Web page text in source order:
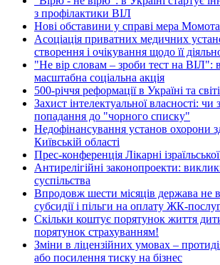
з профілактики ВІЛ
Нові обставини у справі мера Момота
Асоціація приватних медичних
створення і очікування щодо її
"Не вір словам – зроби тест на ВІЛ": в
масштабна соціальна акція
500-річчя реформації в Україні та світі
Захист інтелектуальної власності: чи
попадання до "чорного списку"
Недофінансування установ охорони
Київській області
Прес-конференція Лікарні
Антирелігійні законопроекти:
суспільства
Впродовж шести місяців держава не
субсидії і пільги на оплату ЖК-
Скільки коштує порятунок життя
порятунок страхуванням!
Зміни в ліцензійних умовах –
або посилення тиску на бізнес